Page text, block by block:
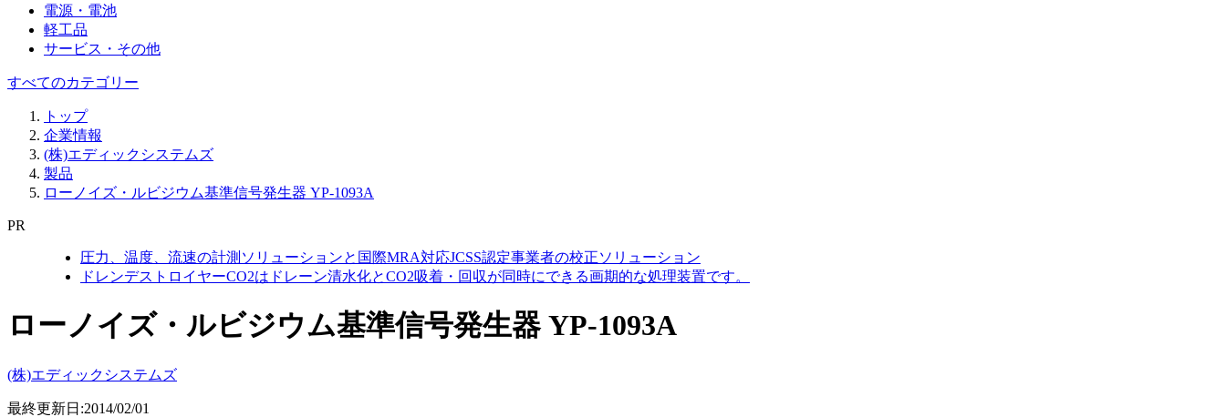
電源・電池
軽工品
サービス・その他
すべてのカテゴリー
トップ
企業情報
(株)エディックシステムズ
製品
ローノイズ・ルビジウム基準信号発生器 YP-1093A
PR
圧力、温度、流速の計測ソリューションと国際MRA対応JCSS認定事業者の校正ソリューション
ドレンデストロイヤーCO2はドレーン清水化とCO2吸着・回収が同時にできる画期的な処理装置です。
ローノイズ・ルビジウム基準信号発生器 YP-1093A
(株)エディックシステムズ
最終更新日:2014/02/01